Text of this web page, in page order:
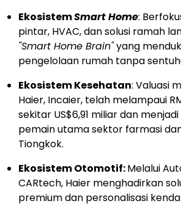
EkosistemSmart Home:
pintar, HVAC, dan solusi ramah
"Smart Home Brain"yang
pengelolaan rumah tanpa
Ekosistem Kesehatan: Valuasi
Haier, Incaier, telah melampaui
sekitar US$6,91 miliar dan
pemain utama sektor farmasi
Tiongkok.
Ekosistem Otomotif:Melalui
CARtech, Haier menghadirkan
premium dan personalisasi